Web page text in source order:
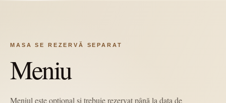
MASA SE REZERVĂ SEPARAT
Meniu
Meniul este opțional și trebuie rezervat până la data de